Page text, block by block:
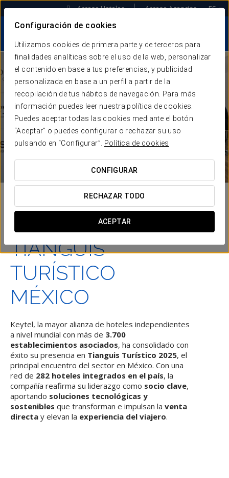
Configuración de cookies
Utilizamos cookies de primera parte y de terceros para
finalidades analíticas sobre el uso de la web, personalizar
el contenido en base a tus preferencias, y publicidad
personalizada en base a un perfil a partir de la
recopilación de tus hábitos de navegación. Para más
información puedes leer nuestra política de cookies.
Puedes aceptar todas las cookies mediante el botón
“Aceptar” o puedes configurar o rechazar su uso
pulsando en “Configurar”.
Política de cookies
CONFIGURAR
RECHAZAR TODO
ACEPTAR
Acceso Hoteles Acceso Agencias ES
TIANGUIS
TURÍSTICO
MÉXICO
Keytel, la mayor alianza de hoteles independientes
a nivel mundial con más de 3.700
establecimientos asociados, ha consolidado con
éxito su presencia en Tianguis Turístico 2025, el
principal encuentro del sector en México. Con una
red de 282 hoteles integrados en el país, la
compañía reafirma su liderazgo como socio clave,
aportando soluciones tecnológicas y
sostenibles que transforman e impulsan la venta
directa y elevan la experiencia del viajero.